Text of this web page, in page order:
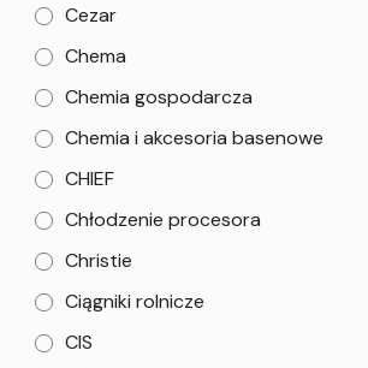
Cezar
Chema
Chemia gospodarcza
Chemia i akcesoria basenowe
CHIEF
Chłodzenie procesora
Christie
Ciągniki rolnicze
CIS